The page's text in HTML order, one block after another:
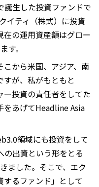
誕生した投資ファンドで
イティ（株式）に投資
の運用資産額はグロー
す。
から米国、アジア、南
が、私がもともと
投資の責任者をしてた
をあげてHeadline Asia
領域にも投資をして
の出資という形をとる
ました。そこで、エク
るファンド」として